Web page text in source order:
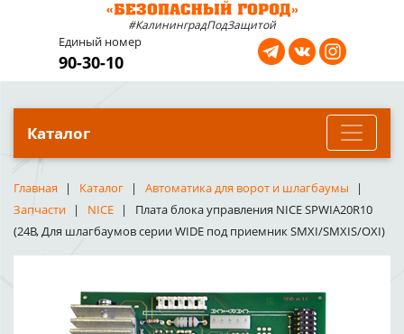
#КалининградПодЗащитой
Единый номер
90-30-10
Каталог
Главная Каталог
Автоматика для ворот и шлагбаумы
Запчасти
NICE
Плата блока управления NICE SPWIA20R10
(24В, Для шлагбаумов серии WIDE под приемник SMXI/SMXIS/OXI)